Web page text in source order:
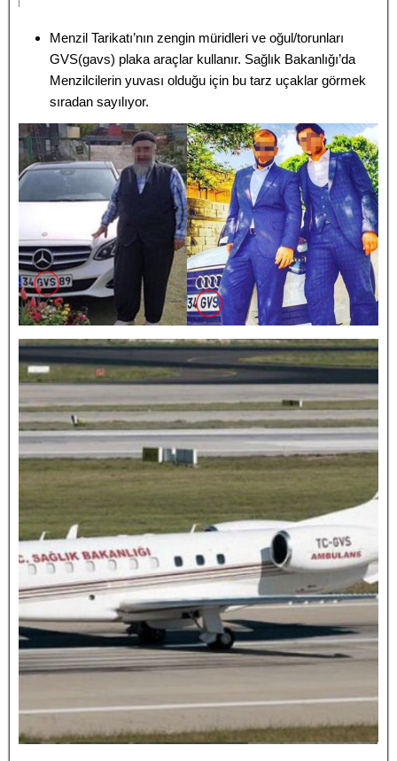
Menzil Tarikatı’nın zengin müridleri ve oğul/torunları
GVS(gavs) plaka araçlar kullanır. Sağlık Bakanlığı’da
Menzilcilerin yuvası olduğu için bu tarz uçaklar görmek
sıradan sayılıyor.